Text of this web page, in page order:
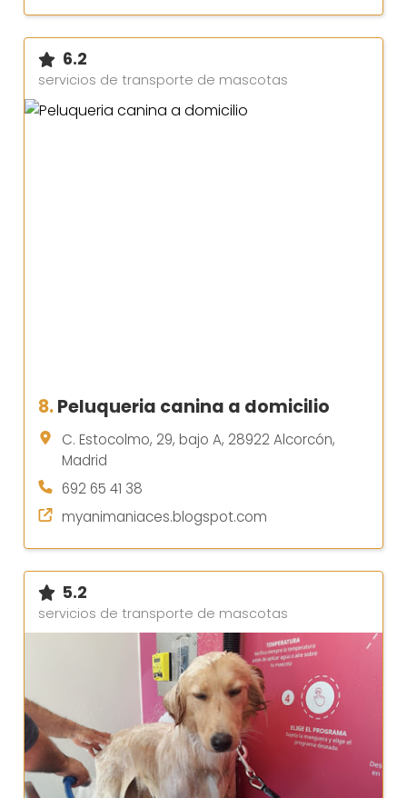
6.2
servicios de transporte de mascotas
8.Peluqueria canina a domicilio
C. Estocolmo, 29, bajo A, 28922 Alcorcón,
Madrid
692 65 41 38
myanimaniaces.blogspot.com
5.2
servicios de transporte de mascotas